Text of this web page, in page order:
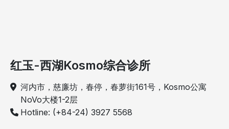
红玉-西湖Kosmo综合诊所
河内市，慈廉坊，春停，春萝街161号，Kosmo公寓
NoVo大楼1-2层
Hotline: (+84-24) 3927 5568